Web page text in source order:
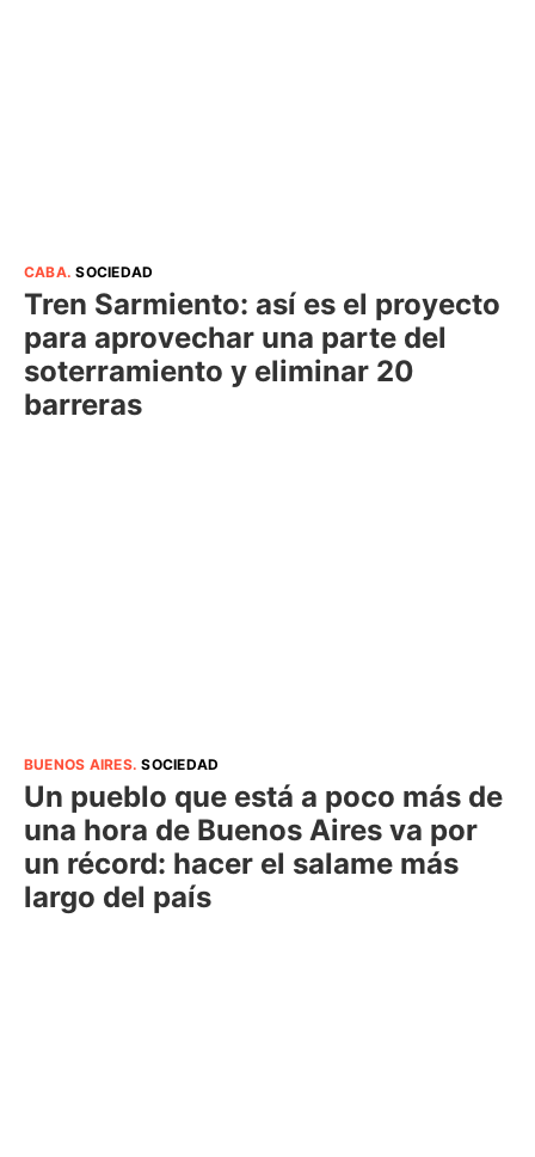
CABA.SOCIEDAD
Tren Sarmiento: así es el proyecto
para aprovechar una parte del
soterramiento y eliminar 20
barreras
BUENOS AIRES.SOCIEDAD
Un pueblo que está a poco más de
una hora de Buenos Aires va por
un récord: hacer el salame más
largo del país